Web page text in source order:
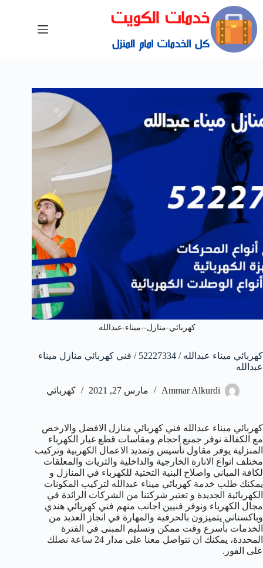
كهربائي-منازل--ميناء-عبدالله
كهربائي ميناء عبدالله / 52227334 / فني كهربائي منازل ميناء
عبدالله
Ammar Alkurdi مارس 27, 2021 كهربائي
كهربائي ميناء عبدالله فني كهربائي منازل الافضل والارخص
مع الكفالة نوفر جميع احجام ومقاسات قطع غيار الكهرباء
المنزلية يوفر مقاول تأسيس وتمديد الاعمال الكهربية وتركيب
مختلف انواع الانارة الخارجية والداخلية والثريات والمعلقات
لكافة المباني واصلاح البنية التحتية للكهرباء في المنازل و
يمكنك طلب خدمة كهربائي ميناء عبدالله لتركيب المكونات
الكهربائية الجديدة و تعتبر شركتنا من الشركات الرائدة في
مجال الكهرباء ونوفر فنيين اجانب منهم فني كهربائي هندي
وباكستاني يتميزون بالحرفية والمهارة في انجاز العديد من
الخدمات بأسرع وقت ممكن وتسليم المبنى في الفترة
المحددة، يمكنك ان تتواصل معنا على مدار 24 ساعة نصلك
على الفور.